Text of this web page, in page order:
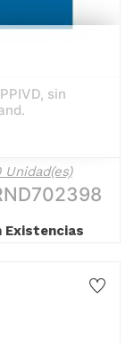
sin
Unidad(es)
Existencias